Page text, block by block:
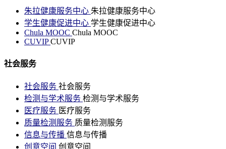
朱拉健康服务中心 朱拉健康服务中心
学生健康促进中心 学生健康促进中心
Chula MOOC Chula MOOC
CUVIPCUVIP
社会服务
社会服务 社会服务
检测与学术服务 检测与学术服务
医疗服务 医疗服务
质量检测服务 质量检测服务
信息与传播 信息与传播
创意空间 创意空间